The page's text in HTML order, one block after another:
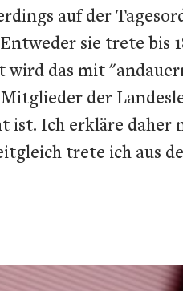
auf der
sie trete bis
wird das mit
der
ist. Ich erkläre
trete ich aus